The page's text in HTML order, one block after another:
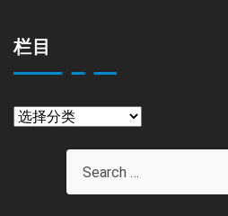
栏目
栏